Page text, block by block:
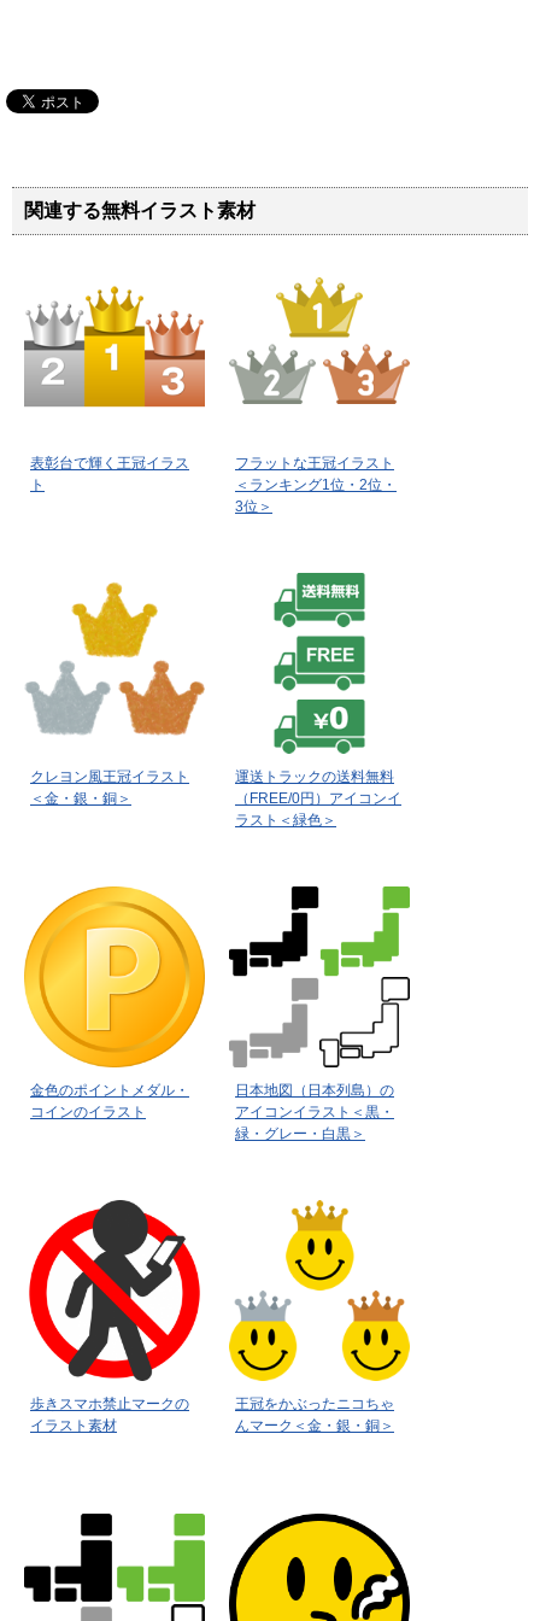
関連する無料イラスト素材
表彰台で輝く王冠イラス
ト
フラットな王冠イラスト
＜ランキング1位・2位・
3位＞
クレヨン風王冠イラスト
＜金・銀・銅＞
運送トラックの送料無料
（FREE/0円）アイコンイ
ラスト＜緑色＞
金色のポイントメダル・
コインのイラスト
日本地図（日本列島）の
アイコンイラスト＜黒・
緑・グレー・白黒＞
歩きスマホ禁止マークの
イラスト素材
王冠をかぶったニコちゃ
んマーク＜金・銀・銅＞